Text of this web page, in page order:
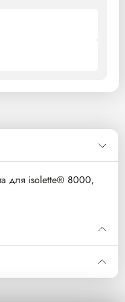
для isolette® 8000,
Уп/шт